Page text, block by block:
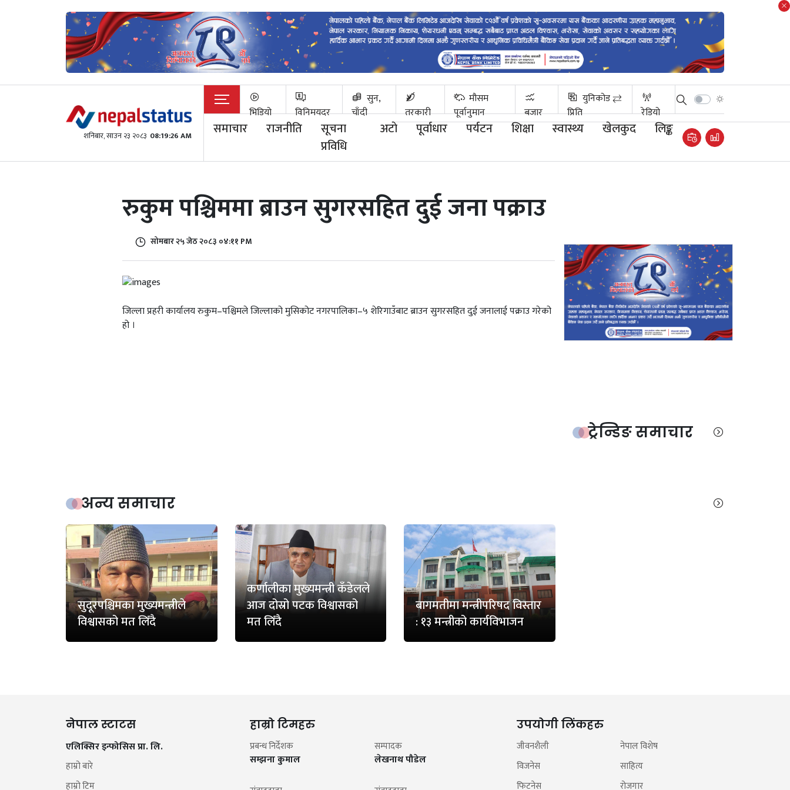
शनिबार, साउन २३ २०८३ 08:19:26 AM
भिडियो विनिमयदर
सुन,
चाँदी
तरकारी
मौसम
पूर्वानुमान
बजार
युनिकोड ⇄
प्रिति
रेडियो
समाचार राजनीति
सूचना
प्रविधि
अटाे पूर्वाधार पर्यटन शिक्षा स्वास्थ्य खेलकुद लिङ्क
रुकुम पश्चिममा ब्राउन सुगरसहित दुई जना पक्राउ
सोमबार २५ जेठ २०८३ ०४:११ PM
जिल्ला प्रहरी कार्यालय रुकुम–पश्चिमले जिल्लाको मुसिकोट नगरपालिका–५ शेरिगाउँबाट ब्राउन सुगरसहित दुई जनालाई पक्राउ गरेको
हो ।
ट्रेन्डिङ समाचार
अन्य समाचार
सुदूरपश्चिमका मुख्यमन्त्रीले
विश्वासको मत लिँदै
कर्णालीका मुख्यमन्त्री कँडेलले
आज दोस्रो पटक विश्वासको
मत लिँदै
बागमतीमा मन्त्रीपरिषद विस्तार
: १३ मन्त्रीको कार्यविभाजन
नेपाल स्टाटस
एलिक्सिर इन्फोसिस प्रा. लि.
हाम्रो बारे
हाम्रो टिम
हाम्रो टिमहरु
प्रबन्ध निर्देशक
सम्झना कुमाल
सम्पादक
लेखनाथ पौडेल
उपयोगी लिंकहरु
जीवनशैली
नेपाल विशेष
विजनेस
साहित्य
फिटनेस
रोजगार